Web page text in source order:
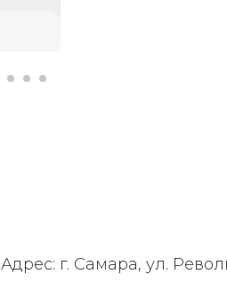
Адрес: г. Самара, ул.